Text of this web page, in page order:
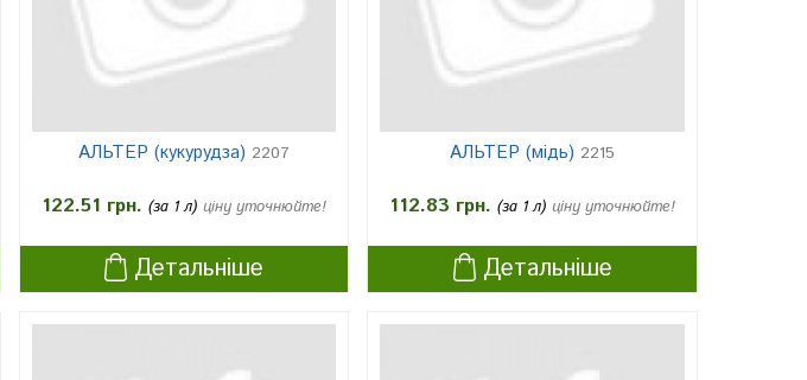
АЛЬТЕР (кукурудза) 2207
122.51 грн. (за 1 л) ціну уточнюйте!
Детальніше
АЛЬТЕР (мідь) 2215
112.83 грн.(за 1 л) ціну уточнюйте!
Детальніше